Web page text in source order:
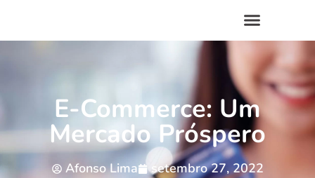
E-Commerce: Um
Mercado Próspero
Afonso Lima setembro 27, 2022